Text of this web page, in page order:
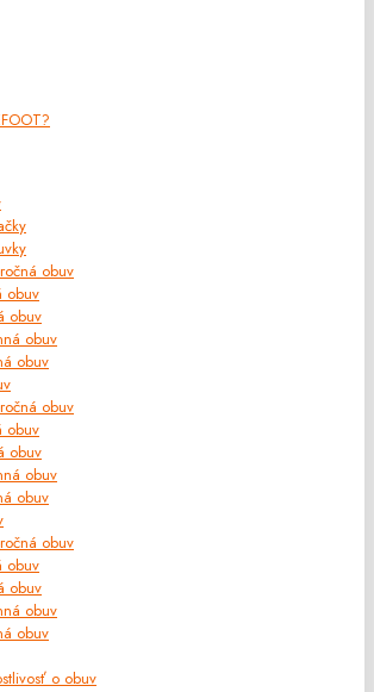
obuv
obuv
obuv
obuv
obuv
obuv
obuv
obuv
obuv
obuv
obuv
obuv
obuv
obuv
obuv
o obuv